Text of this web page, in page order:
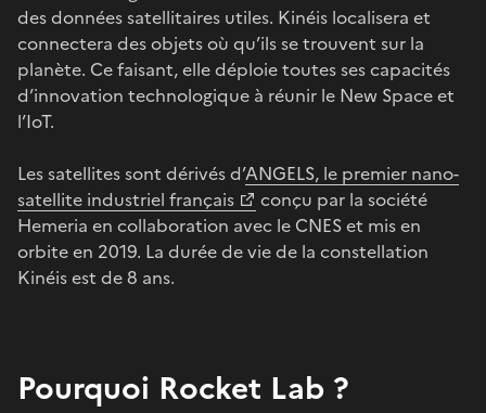
des données satellitaires utiles. Kinéis localisera et
connectera des objets où qu’ils se trouvent sur la
planète. Ce faisant, elle déploie toutes ses capacités
d’innovation technologique à réunir le New Space et
l’IoT.
Les satellites sont dérivés d’ANGELS, le premier nano-
satellite industriel français
conçu par la société
Hemeria en collaboration avec le CNES et mis en
orbite en 2019. La durée de vie de la constellation
Kinéis est de 8 ans.
Pourquoi Rocket Lab ?